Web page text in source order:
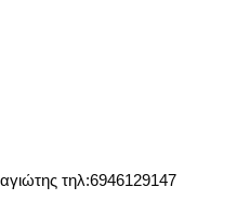
τηλ:6946129147